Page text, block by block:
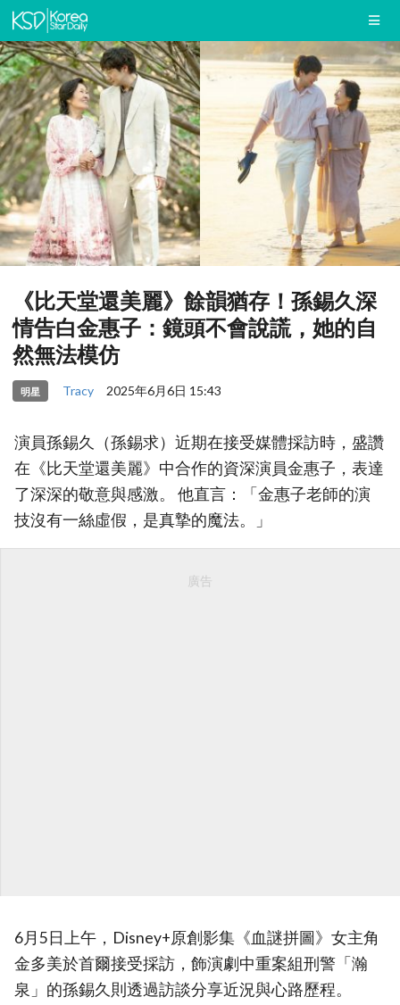
《比天堂還美麗》餘韻猶存！孫錫久深
情告白金惠子：鏡頭不會說謊，她的自
然無法模仿
明星 Tracy 2025年6月6日 15:43
演員孫錫久（孫錫求）近期在接受媒體採訪時，盛讚
在《比天堂還美麗》中合作的資深演員金惠子，表達
了深深的敬意與感激。 他直言：「金惠子老師的演
技沒有一絲虛假，是真摯的魔法。」
廣告
6月5日上午，Disney+原創影集《血謎拼圖》女主角
金多美於首爾接受採訪，飾演劇中重案組刑警「瀚
泉」的孫錫久則透過訪談分享近況與心路歷程。